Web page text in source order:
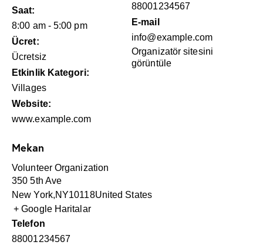
Saat:
8:00 am - 5:00 pm
Ücret:
Ücretsiz
Etkinlik Kategori:
Villages
Website:
www.example.com
88001234567
E-mail
info@example.com
Organizatör sitesini
görüntüle
Mekan
Volunteer Organization
350 5th Ave
New York,NY10118United States
+ Google Haritalar
Telefon
88001234567